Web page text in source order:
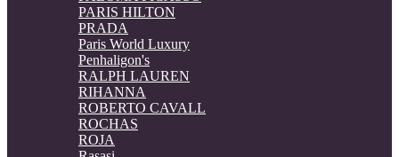
PARIS HILTON
PRADA
Paris World Luxury
Penhaligon's
RALPH LAUREN
RIHANNA
ROBERTO CAVALL
ROCHAS
ROJA